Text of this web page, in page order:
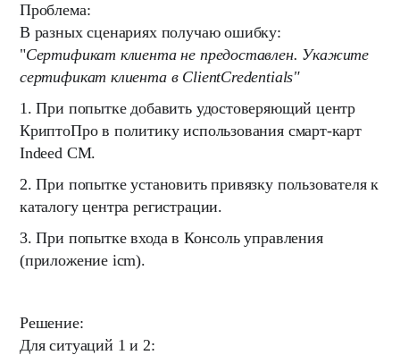
Проблема:
В разных сценариях получаю ошибку:
"Сертификат клиента не предоставлен. Укажите
сертификат клиента в ClientCredentials"
1. При попытке добавить удостоверяющий центр
КриптоПро в политику использования смарт-карт
Indeed CM.
2. При попытке установить привязку пользователя к
каталогу центра регистрации.
3. При попытке входа в Консоль управления
(приложение icm).
Решение:
Для ситуаций 1 и 2: